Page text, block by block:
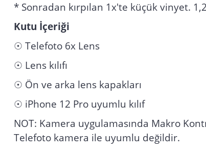
* Sonradan kırpılan 1x'te küçük vinyet.
Kutu İçeriği
☉ Telefoto 6x Lens
☉ Lens kılıfı
☉ Ön ve arka lens kapakları
☉ iPhone 12 Pro uyumlu kılıf
NOT: Kamera uygulamasında Makro
Telefoto kamera ile uyumlu değildir.